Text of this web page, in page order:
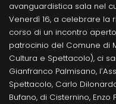
avanguardistica sala nel
Venerdì 16, a celebrare la
corso di un incontro
patrocinio del Comune di
Cultura e Spettacolo), ci
Gianfranco Palmisano,
Spettacolo, Carlo
Bufano, di Cisternino,